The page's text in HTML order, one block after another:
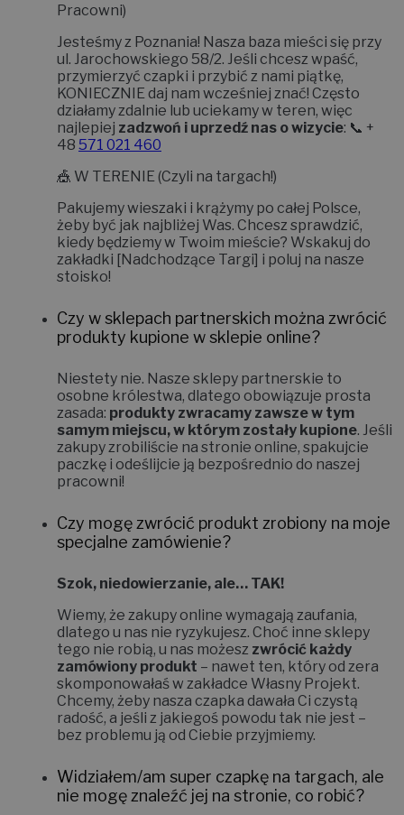
Pracowni)
Jesteśmy z Poznania! Nasza baza mieści się przy
ul. Jarochowskiego 58/2. Jeśli chcesz wpaść,
przymierzyć czapki i przybić z nami piątkę,
KONIECZNIE daj nam wcześniej znać! Często
działamy zdalnie lub uciekamy w teren, więc
najlepiej zadzwoń i uprzedź nas o wizycie: 📞 +
48 571 021 460
🎪 W TERENIE (Czyli na targach!)
Pakujemy wieszaki i krążymy po całej Polsce,
żeby być jak najbliżej Was. Chcesz sprawdzić,
kiedy będziemy w Twoim mieście? Wskakuj do
zakładki [Nadchodzące Targi] i poluj na nasze
stoisko!
Czy w sklepach partnerskich można zwrócić
produkty kupione w sklepie online?
Niestety nie. Nasze sklepy partnerskie to
osobne królestwa, dlatego obowiązuje prosta
zasada: produkty zwracamy zawsze w tym
samym miejscu, w którym zostały kupione. Jeśli
zakupy zrobiliście na stronie online, spakujcie
paczkę i odeślijcie ją bezpośrednio do naszej
pracowni!
Czy mogę zwrócić produkt zrobiony na moje
specjalne zamówienie?
Szok, niedowierzanie, ale… TAK!
Wiemy, że zakupy online wymagają zaufania,
dlatego u nas nie ryzykujesz. Choć inne sklepy
tego nie robią, u nas możesz zwrócić każdy
zamówiony produkt – nawet ten, który od zera
skomponowałaś w zakładce Własny Projekt.
Chcemy, żeby nasza czapka dawała Ci czystą
radość, a jeśli z jakiegoś powodu tak nie jest –
bez problemu ją od Ciebie przyjmiemy.
Widziałem/am super czapkę na targach, ale
nie mogę znaleźć jej na stronie, co robić?